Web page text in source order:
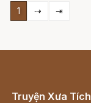
1 ⇢ ⇥
Truyện Xưa